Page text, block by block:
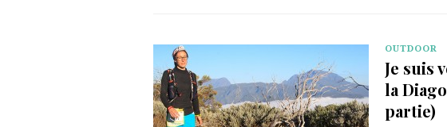
OUTDOOR
Je suis
la
partie)